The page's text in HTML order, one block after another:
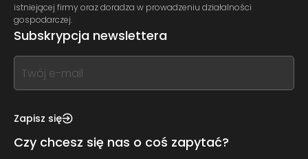
istniejącej firmy oraz doradza w prowadzeniu działalności
gospodarczej.
Subskrypcja newslettera
If
you
this,
this
Zapisz się
Czy chcesz się nas o coś zapytać?